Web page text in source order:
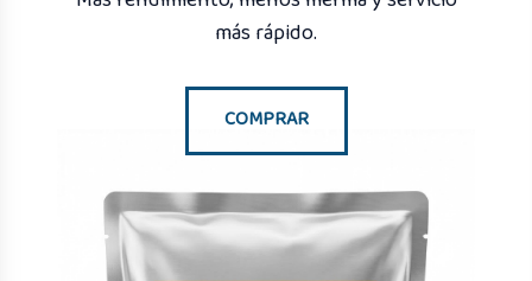
más rápido.
COMPRAR